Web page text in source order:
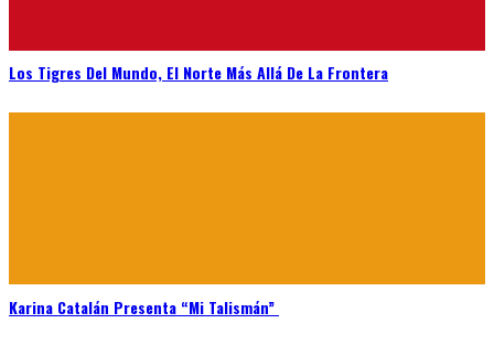
Los Tigres Del Mundo, El Norte Más Allá De La Frontera
Karina Catalán Presenta “Mi Talismán”